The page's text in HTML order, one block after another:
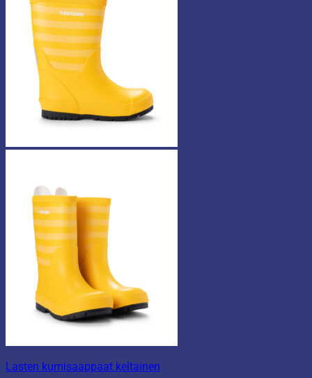
Lasten kumisaappaat keltainen